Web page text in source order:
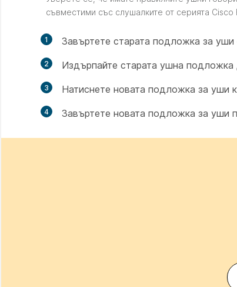
съвместими със слушалките от серията
1 Завъртете старата подложка за уши
2 Издърпайте старата ушна подложка
3 Натиснете новата подложка за уши
4 Завъртете новата подложка за уши